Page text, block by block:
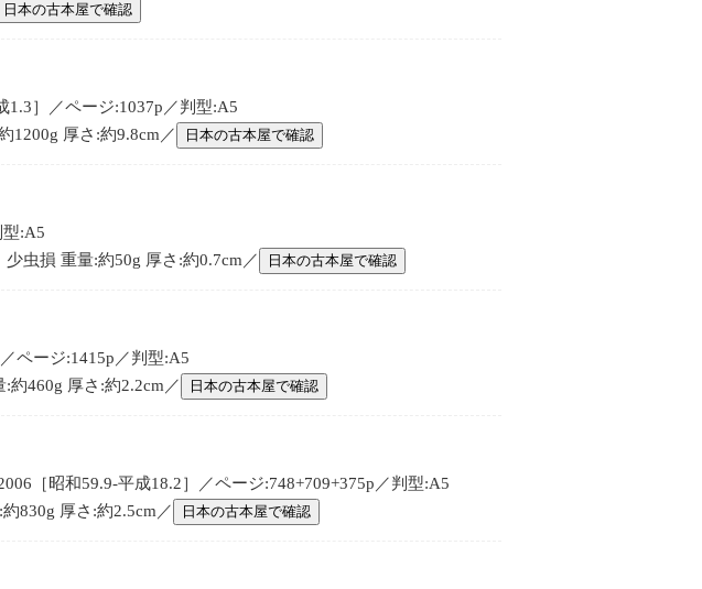
日本の古本屋で確認
1.3］／ページ:1037p／判型:A5
1200g 厚さ:約9.8cm／
日本の古本屋で確認
:A5
虫損 重量:約50g 厚さ:約0.7cm／
日本の古本屋で確認
ページ:1415p／判型:A5
約460g 厚さ:約2.2cm／
日本の古本屋で確認
［昭和59.9-平成18.2］／ページ:748+709+375p／判型:A5
830g 厚さ:約2.5cm／
日本の古本屋で確認